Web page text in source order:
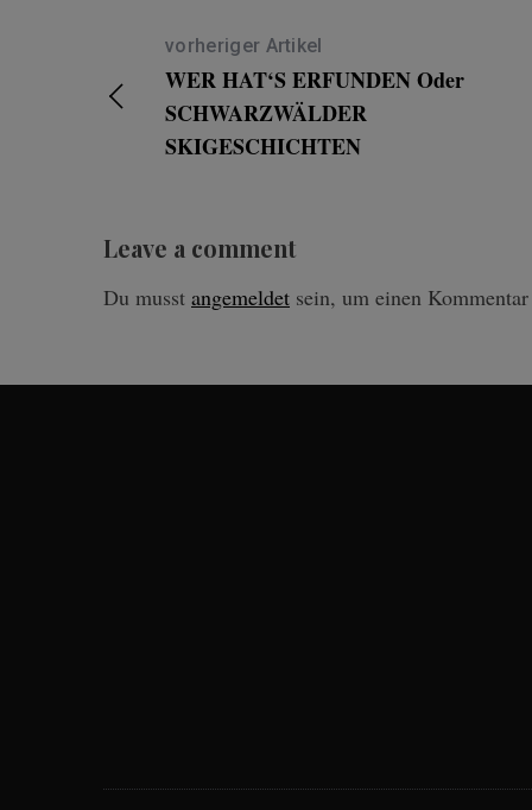
vorheriger Artikel
WER HAT‘S ERFUNDEN Oder
SCHWARZWÄLDER
SKIGESCHICHTEN
Leave a comment
Du musst angemeldet sein, um einen Kommentar